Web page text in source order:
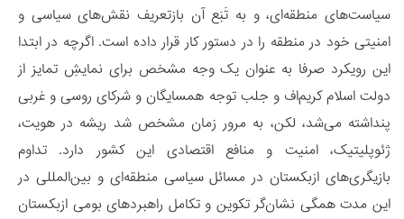
سیاست‌های منطقه‌ای، و به تَبَع آن بازتعریف نقش‌های سیاسی و
امنیتی خود در منطقه را در دستور کار قرار داده است. اگرچه در ابتدا
این رویکرد صرفا به عنوان یک وجه مشخص برای نمایشِ تمایز از
دولت اسلام کریم‌اف و جلب توجه همسایگان و شرکای روسی و غربی
پنداشته می‌شد، لکن، به مرور زمان مشخص شد ریشه در هویت،
ژئوپلیتیک، امنیت و منافع اقتصادی این کشور دارد. تداوم
بازیگری‌های ازبکستان در مسائل سیاسی منطقه‌ای و بین‌المللی در
این مدت همگی نشان‌گر تکوین و تکامل راهبردهای بومی ازبکستان